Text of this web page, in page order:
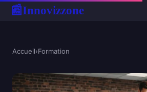
📰Innovizzone
Accueil›Formation